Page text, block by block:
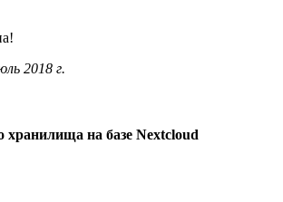
2018 г.
хранилища на базе Nextcloud